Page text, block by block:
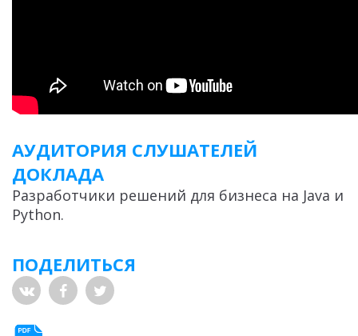
АУДИТОРИЯ СЛУШАТЕЛЕЙ
ДОКЛАДА
Разработчики решений для бизнеса на Java и
Python.
ПОДЕЛИТЬСЯ